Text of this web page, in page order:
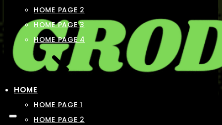
HOME PAGE 2
HOME PAGE 3
HOME PAGE 4
HOME
HOME PAGE 1
HOME PAGE 2